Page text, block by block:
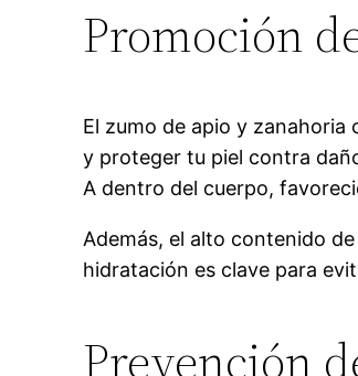
Promoción
El zumo de apio y
y proteger tu piel contra
A dentro del cuerpo,
Además, el alto contenido
hidratación es clave para
Prevención